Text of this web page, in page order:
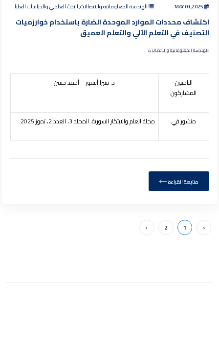
الهندسة المعلوماتية والاتصالات, البحث العلمي والدراسات العليا
اكتشاف محددات الموارد الموحدة الضارة باستخدام خوارزميات
التصنيف في التعلم الآلي والتعلم العميق
الهندسة المعلوماتية والاتصالات
الباحثون
المشاركون
د. سيرا أستور – أحمد حسن
منشور في مجلة العلم والابتكار السورية، المجلد 3، العدد 2، تموز 2025.
متابعة القراءة
‹
1
2
›